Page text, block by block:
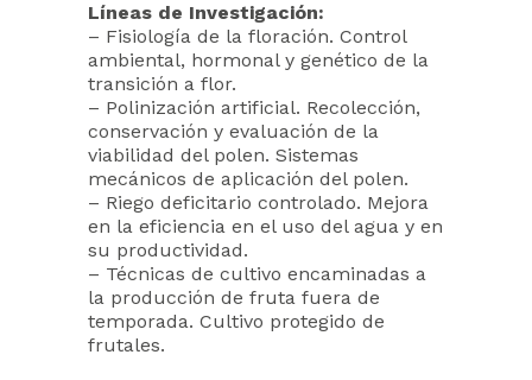
Líneas de Investigación:
– Fisiología de la floración. Control
ambiental, hormonal y genético de la
transición a flor.
– Polinización artificial. Recolección,
conservación y evaluación de la
viabilidad del polen. Sistemas
mecánicos de aplicación del polen.
– Riego deficitario controlado. Mejora
en la eficiencia en el uso del agua y en
su productividad.
– Técnicas de cultivo encaminadas a
la producción de fruta fuera de
temporada. Cultivo protegido de
frutales.